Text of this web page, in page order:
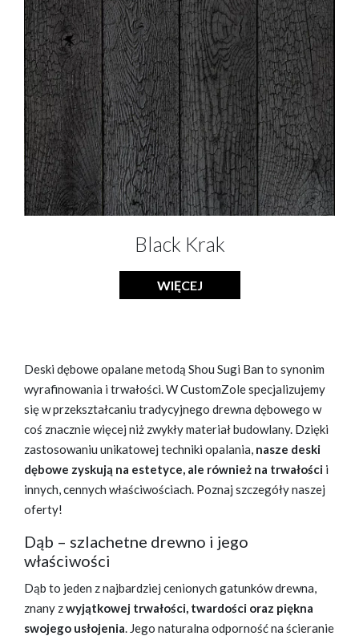
Black Krak
WIĘCEJ
Deski dębowe opalane metodą Shou Sugi Ban to synonim
wyrafinowania i trwałości. W CustomZole specjalizujemy
się w przekształcaniu tradycyjnego drewna dębowego w
coś znacznie więcej niż zwykły materiał budowlany. Dzięki
zastosowaniu unikatowej techniki opalania, nasze deski
dębowe zyskują na estetyce, ale również na trwałości i
innych, cennych właściwościach. Poznaj szczegóły naszej
oferty!
Dąb – szlachetne drewno i jego
właściwości
Dąb to jeden z najbardziej cenionych gatunków drewna,
znany zwyjątkowej trwałości, twardości oraz piękna
swojego usłojenia. Jego naturalna odporność na ścieranie